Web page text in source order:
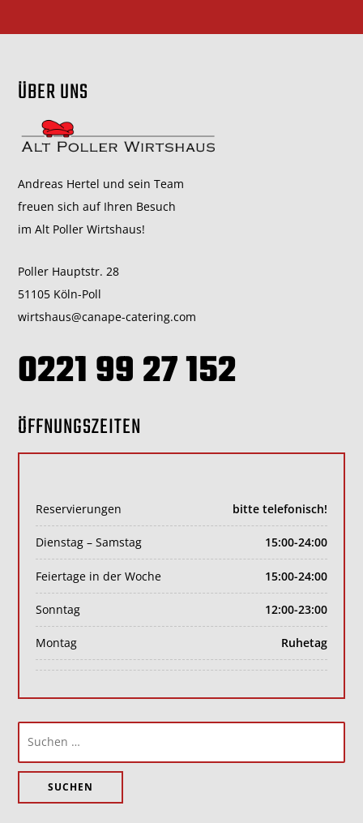
ÜBER UNS
Andreas Hertel und sein Team
freuen sich auf Ihren Besuch
im Alt Poller Wirtshaus!
Poller Hauptstr. 28
51105 Köln-Poll
wirtshaus@canape-catering.com
0221 99 27 152
ÖFFNUNGSZEITEN
Reservierungen bitte telefonisch!
Dienstag – Samstag 15:00-24:00
Feiertage in der Woche 15:00-24:00
Sonntag 12:00-23:00
Montag Ruhetag